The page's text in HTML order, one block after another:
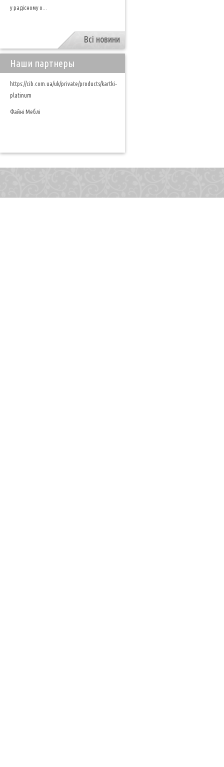
у радісному о...
Всі новини
Наши партнеры
https://cib.com.ua/uk/private/products/kartki-
platinum
Файні Меблі